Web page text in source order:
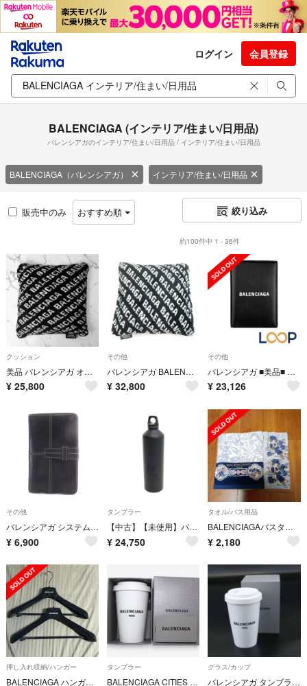
ログイン 会員登録
BALENCIAGA (インテリア/住まい/日用品)
バレンシアガのインテリア/住まい/日用品 / インテリア/住まい/日用品
BALENCIAGA（バレンシアガ） インテリア/住まい/日用品
販売中のみ おすすめ順 絞り込み
約100件中 1 - 36件
クッション
美品 バレンシアガ オブジェクト クッション オールオーバー ロゴ ブラック
¥ 25,800
その他
バレンシアガ BALENCIAGA クッション ファー ブラック/ホワイト ユニセックス 送料無料【中古】 h32397a
¥ 32,800
その他
バレンシアガ ■美品■ エブリデイ パスポートケース レザー ブラック 箱【704345】13
¥ 23,126
その他
バレンシアガ システム手帳 バッファローレザー ロゴ ブラック
¥ 6,900
タンブラー
【中古】【未使用】バレンシアガ BALENCIAGA × adidas ウォーターボトル 水筒 ブラック【ユニセックス】
¥ 24,750
タオル/バス用品
BALENCIAGAバスタオル ハンドタオル2枚
¥ 2,180
押し入れ収納/ハンガー
BALENCIAGA ハンガー 2点セット スエード系 素材 ブラック メンズ
タンブラー
BALENCIAGA CITIES PARIS タンブラー 666275 白
グラス/カップ
バレンシアガ タンブラー 【Aランク】【中古】